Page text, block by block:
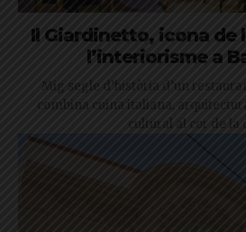
Il Giardinetto, icona de
l’interiorisme a
Mig segle d’història d’un
combina cuina italiana,
cultural al cor de la